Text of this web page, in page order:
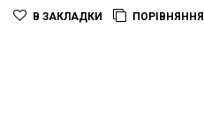
В ЗАКЛАДКИ ПОРІВНЯННЯ